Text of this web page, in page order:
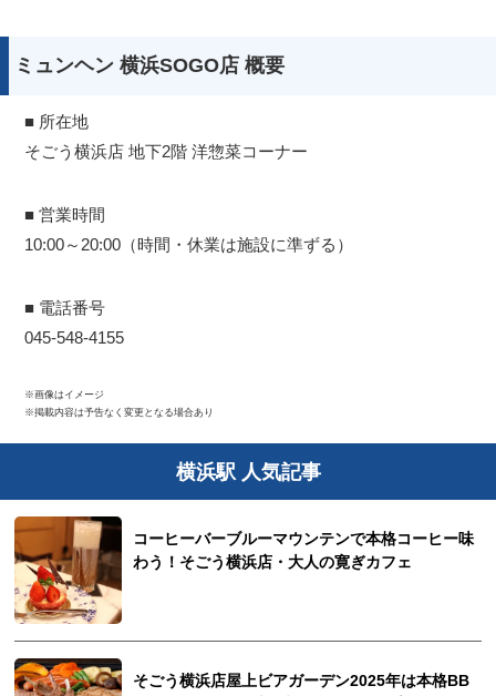
ミュンヘン 横浜SOGO店 概要
■ 所在地
そごう横浜店 地下2階 洋惣菜コーナー
■ 営業時間
10:00～20:00（時間・休業は施設に準ずる）
■ 電話番号
045-548-4155
※画像はイメージ
※掲載内容は予告なく変更となる場合あり
横浜駅 人気記事
コーヒーバーブルーマウンテンで本格コーヒー味
わう！そごう横浜店・大人の寛ぎカフェ
そごう横浜店屋上ビアガーデン2025年は本格BB